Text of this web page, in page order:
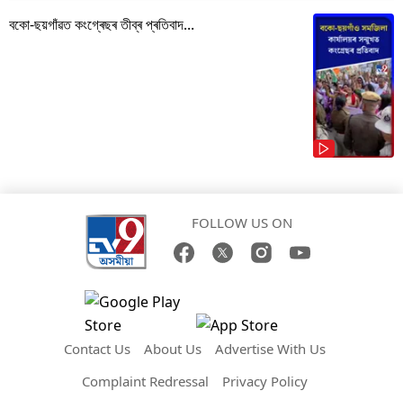
বকো-ছয়গাঁৱত কংগ্ৰেছৰ তীব্ৰ প্ৰতিবাদ...
FOLLOW US ON
Contact Us About Us
Advertise With Us
Complaint Redressal
Privacy Policy